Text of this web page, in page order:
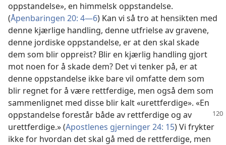
oppstandelse», en himmelsk oppstandelse.
(Åpenbaringen 20: 4—6) Kan vi så tro at hensikten med
denne kjærlige handling, denne utfrielse av gravene,
denne jordiske oppstandelse, er at den skal skade
dem som blir oppreist? Blir en kjærlig handling gjort
mot noen for å skade dem? Det vi tenker på, er at
denne oppstandelse ikke bare vil omfatte dem som
blir regnet for å være rettferdige, men også dem som
sammenlignet med disse blir kalt «urettferdige». «En
oppstandelse forestår både av rettferdige og av
urettferdige.» (Apostlenes gjerninger 24: 15) Vi frykter
ikke for hvordan det skal gå med de rettferdige, men